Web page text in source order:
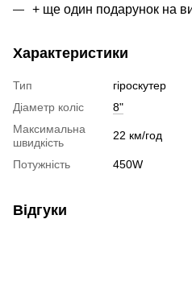
+ ще один подарунок на
Характеристики
Тип
гіроскутер
Діаметр коліс
8"
Максимальна
швидкість
22 км/год
Потужність 450W
Відгуки